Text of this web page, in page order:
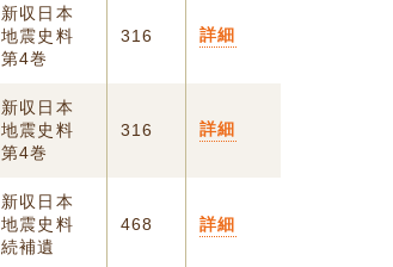
新収日本
地震史料
第4巻
316 詳細
新収日本
地震史料
第4巻
316 詳細
新収日本
地震史料
続補遺
468 詳細